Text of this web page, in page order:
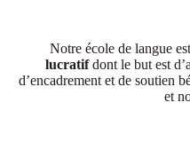
Notre école de langue
lucratifdont le but est
d’encadrement et de soutien
et